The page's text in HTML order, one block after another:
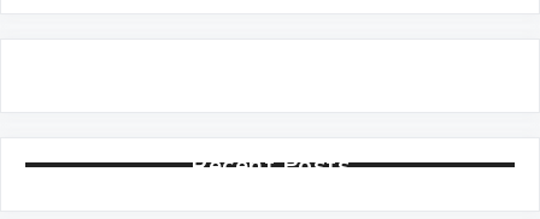
Recent Posts